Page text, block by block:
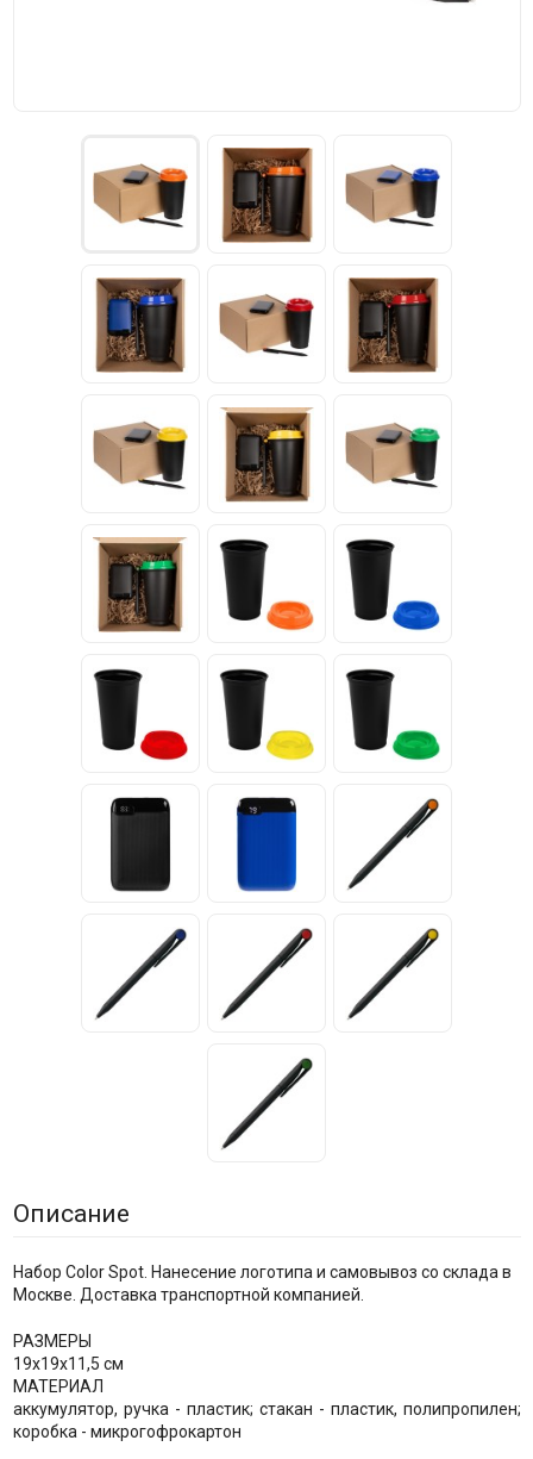
Описание
Набор Color Spot. Нанесение логотипа и самовывоз со склада в
Москве. Доставка транспортной компанией.
РАЗМЕРЫ
19х19х11,5 см
МАТЕРИАЛ
аккумулятор, ручка - пластик; стакан - пластик, полипропилен;
коробка - микрогофрокартон